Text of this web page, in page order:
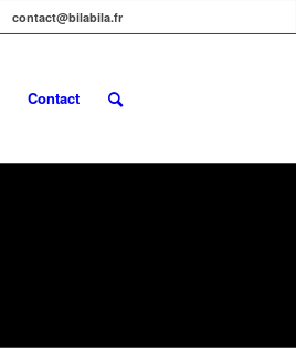
contact@bilabila.fr
Contact